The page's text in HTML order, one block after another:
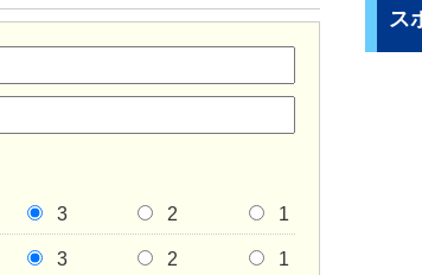
3 2 1
3 2 1
ス